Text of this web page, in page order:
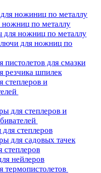
ножиниц по металлу
по металлу
для ножниц по металлу
для ножниц по
пистолетов для смазки
резчика шпилек
степлеров и
для степлеров и
степлеров
для садовых тачек
степлеров
нейлеров
термопистолетов